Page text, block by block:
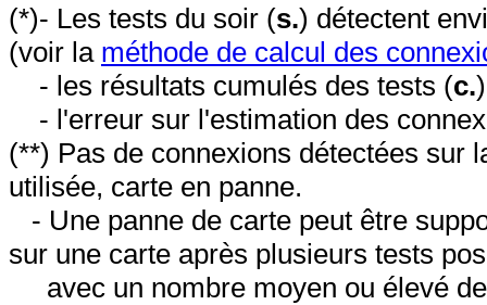
(*)- Les tests du soir (s.) détectent
(voir la méthode de calcul des
- les résultats cumulés des tests (c.
- l'erreur sur l'estimation des
(**) Pas de connexions détectées sur
utilisée, carte en panne.
- Une panne de carte peut être
sur une carte après plusieurs tests
avec un nombre moyen ou élevé